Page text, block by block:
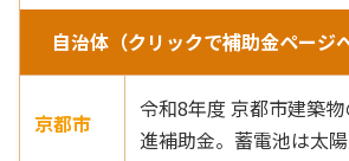
自治体（クリックで補助金ページへ
京都市
令和8年度 京都市建築
進補助金。蓄電池は太